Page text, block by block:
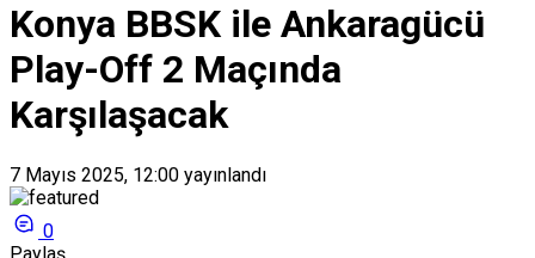
Konya BBSK ile Ankaragücü
Play-Off 2 Maçında
Karşılaşacak
7 Mayıs 2025, 12:00 yayınlandı
0